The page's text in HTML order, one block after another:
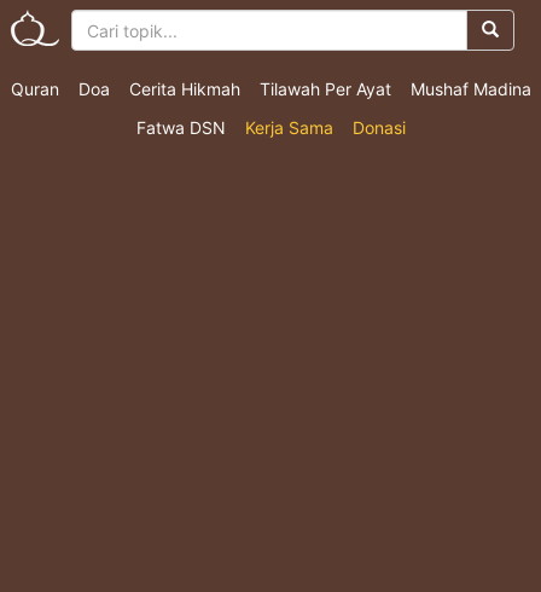
Quran Doa Cerita Hikmah Tilawah Per Ayat
Mushaf Madina
Fatwa DSN
Kerja Sama Donasi